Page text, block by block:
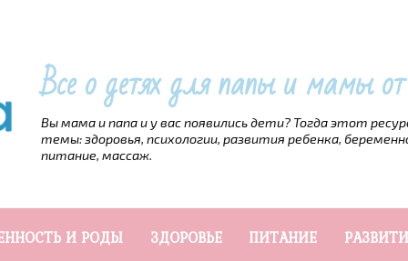
Все о детях для папы и мамы
Вы мама и папа и у вас появились дети? Тогда этот
темы: здоровья, психологии, развития ребенка,
питание, массаж.
И РОДЫ ЗДОРОВЬЕ ПИТАНИЕ